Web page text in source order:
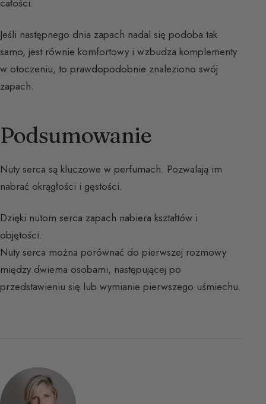
Jeśli następnego dnia zapach nadal się podoba tak
samo, jest równie komfortowy i wzbudza komplementy
w otoczeniu, to prawdopodobnie znaleziono swój
zapach.
Podsumowanie
Nuty serca są kluczowe w perfumach. Pozwalają im
nabrać okrągłości i gęstości.
Dzięki nutom serca zapach nabiera kształtów i
objętości.
Nuty serca można porównać do pierwszej rozmowy
między dwiema osobami, następującej po
przedstawieniu się lub wymianie pierwszego uśmiechu.